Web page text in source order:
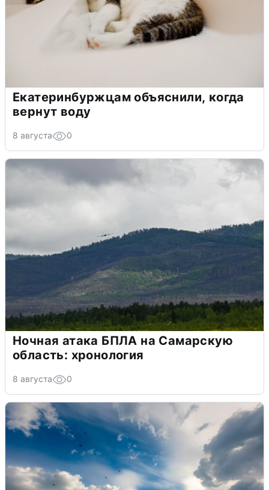
Екатеринбуржцам объяснили, когда
вернут воду
8 августа 0
Ночная атака БПЛА на Самарскую
область: хронология
8 августа 0